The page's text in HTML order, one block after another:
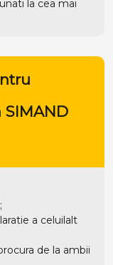
la cea mai
a celuilalt
de la ambii